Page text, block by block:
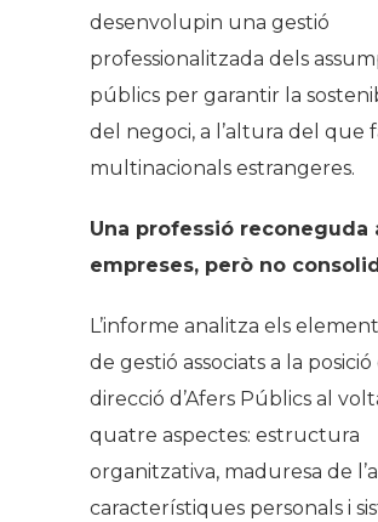
desenvolupin una gestió
professionalitzada dels
públics per garantir la
del negoci, a l’altura del que
multinacionals estrangeres.
Una professió reconeguda
empreses, però no
L’informe analitza els
de gestió associats a la posició
direcció d’Afers Públics al
quatre aspectes: estructura
organitzativa, maduresa de
característiques personals i